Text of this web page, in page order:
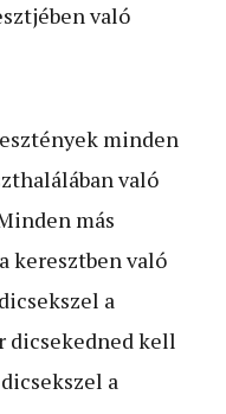
való
minden
való
más
keresztben való
a
dicsekedned kell
a